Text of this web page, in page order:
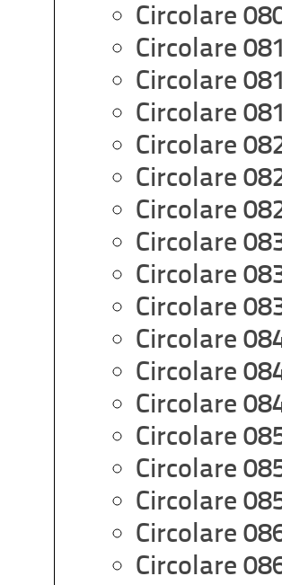
Circolare
Circolare
Circolare
Circolare
Circolare
Circolare
Circolare
Circolare
Circolare
Circolare
Circolare
Circolare
Circolare
Circolare
Circolare
Circolare
Circolare
Circolare